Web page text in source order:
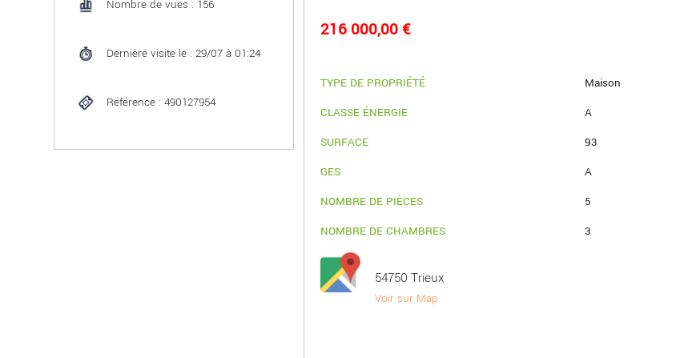
Nombre de vues : 156
Dernière visite le : 29/07 à 01:24
Référence : 490127954
216 000,00 €
TYPE DE PROPRIÉTÉ
Maison
CLASSE ÉNERGIE
A
SURFACE
93
GES
A
NOMBRE DE PIÈCES
5
NOMBRE DE CHAMBRES
3
54750 Trieux
Voir sur Map